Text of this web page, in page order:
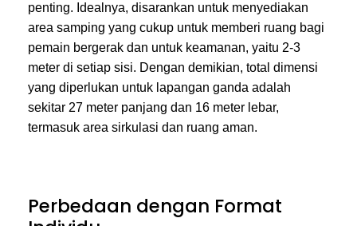
penting. Idealnya, disarankan untuk menyediakan
area samping yang cukup untuk memberi ruang bagi
pemain bergerak dan untuk keamanan, yaitu 2-3
meter di setiap sisi. Dengan demikian, total dimensi
yang diperlukan untuk lapangan ganda adalah
sekitar 27 meter panjang dan 16 meter lebar,
termasuk area sirkulasi dan ruang aman.
Perbedaan dengan Format